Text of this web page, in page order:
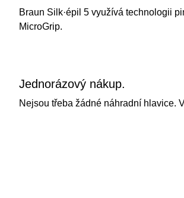
Braun Silk·épil 5 využívá technologii
MicroGrip.
Jednorázový nákup.
Nejsou třeba žádné náhradní hlavice.